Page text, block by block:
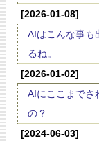
[2026-01-08]
AIはこんな事
るね。
[2026-01-02]
AIにここまでさ
の？
[2024-06-03]